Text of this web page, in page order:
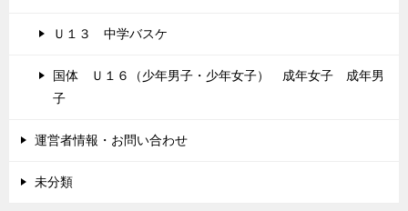
Ｕ１３ 中学バスケ
国体 Ｕ１６（少年男子・少年女子） 成年女子 成年男
子
運営者情報・お問い合わせ
未分類